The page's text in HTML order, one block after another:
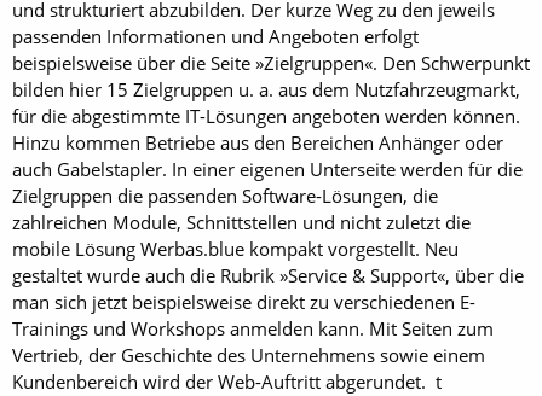
und strukturiert abzubilden. Der kurze Weg zu den jeweils
passenden Informationen und Angeboten erfolgt
beispielsweise über die Seite »Zielgruppen«. Den Schwerpunkt
bilden hier 15 Zielgruppen u. a. aus dem Nutzfahrzeugmarkt,
für die abgestimmte IT-Lösungen angeboten werden können.
Hinzu kommen Betriebe aus den Bereichen Anhänger oder
auch Gabelstapler. In einer eigenen Unterseite werden für die
Zielgruppen die passenden Software-Lösungen, die
zahlreichen Module, Schnittstellen und nicht zuletzt die
mobile Lösung Werbas.blue kompakt vorgestellt. Neu
gestaltet wurde auch die Rubrik »Service & Support«, über die
man sich jetzt beispielsweise direkt zu verschiedenen E-
Trainings und Workshops anmelden kann. Mit Seiten zum
Vertrieb, der Geschichte des Unternehmens sowie einem
Kundenbereich wird der Web-Auftritt abgerundet. t